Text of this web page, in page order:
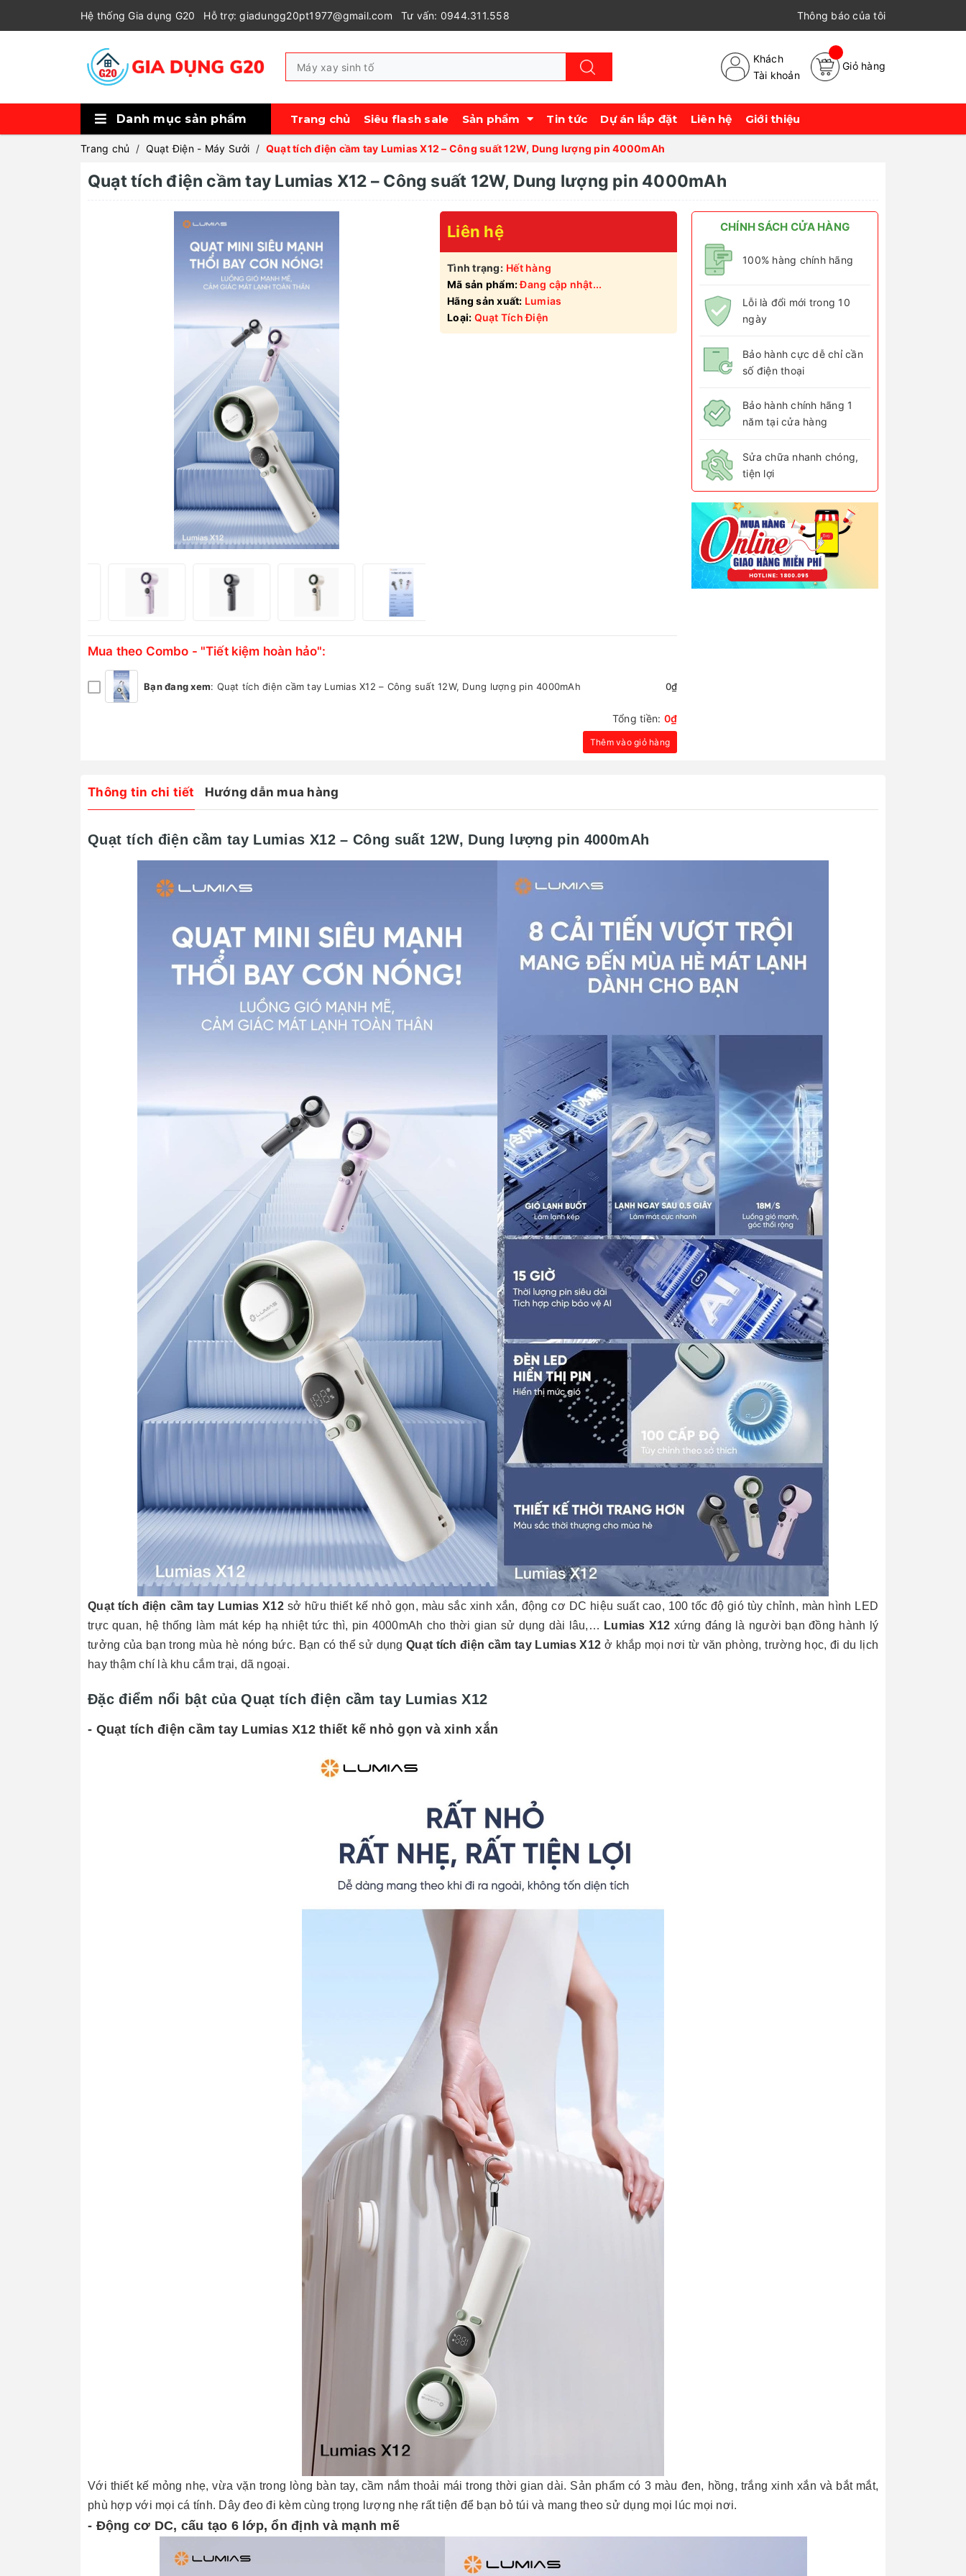
Hệ thống Gia dụng G20 Hỗ trợ: giadungg20pt1977@gmail.com Tư vấn: 0944.311.558 Thông báo của tôi
Khách
Tài khoản
Giỏ hàng
Danh mục sản phẩm Trang chủ Siêu flash sale Sản phẩm Tin tức Dự án lắp đặt Liên hệ Giới thiệu
Trang chủ / Quạt Điện - Máy Sưởi / Quạt tích điện cầm tay Lumias X12 – Công suất 12W, Dung lượng pin 4000mAh
Quạt tích điện cầm tay Lumias X12 – Công suất 12W, Dung lượng pin 4000mAh
Liên hệ
Tình trạng: Hết hàng
Mã sản phẩm:Đang cập nhật...
Hãng sản xuất: Lumias
Loại: Quạt Tích Điện
Mua theo Combo - "Tiết kiệm hoàn hảo":
Bạn đang xem: Quạt tích điện cầm tay Lumias X12 – Công suất 12W, Dung lượng pin 4000mAh 0₫
Tổng tiền: 0₫
Thêm vào giỏ hàng
CHÍNH SÁCH CỬA HÀNG
100% hàng chính hãng
Lỗi là đổi mới trong 10
ngày
Bảo hành cực dễ chỉ cần
số điện thoại
Bảo hành chính hãng 1
năm tại cửa hàng
Sửa chữa nhanh chóng,
tiện lợi
Thông tin chi tiết Hướng dẫn mua hàng
Quạt tích điện cầm tay Lumias X12 – Công suất 12W, Dung lượng pin 4000mAh
Quạt tích điện cầm tay Lumias X12sở hữu thiết kế nhỏ gọn, màu sắc xinh xắn, động cơ DC hiệu suất cao, 100 tốc độ gió tùy chỉnh, màn hình LED
trực quan, hệ thống làm mát kép hạ nhiệt tức thì, pin 4000mAh cho thời gian sử dụng dài lâu,… Lumias X12 xứng đáng là người bạn đồng hành lý
tưởng của bạn trong mùa hè nóng bức. Bạn có thể sử dụngQuạt tích điện cầm tay Lumias X12 ở khắp mọi nơi từ văn phòng, trường học, đi du lịch
hay thậm chí là khu cắm trại, dã ngoại.
Đặc điểm nổi bật của Quạt tích điện cầm tay Lumias X12
- Quạt tích điện cầm tay Lumias X12 thiết kế nhỏ gọn và xinh xắn
Với thiết kế mỏng nhẹ, vừa vặn trong lòng bàn tay, cầm nắm thoải mái trong thời gian dài. Sản phẩm có 3 màu đen, hồng, trắng xinh xắn và bắt mắt,
phù hợp với mọi cá tính. Dây đeo đi kèm cùng trọng lượng nhẹ rất tiện để bạn bỏ túi và mang theo sử dụng mọi lúc mọi nơi.
- Động cơ DC, cấu tạo 6 lớp, ổn định và mạnh mẽ